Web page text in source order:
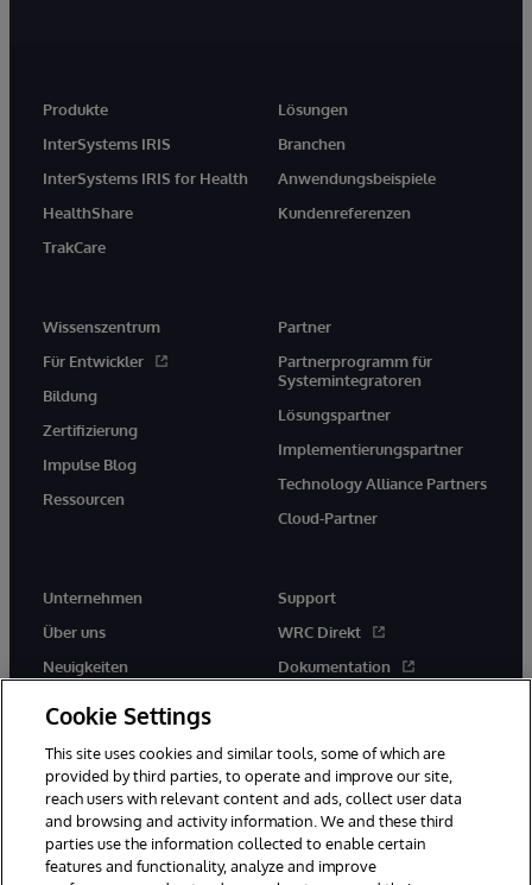
Produkte
InterSystems IRIS
InterSystems IRIS for Health
HealthShare
TrakCare
Lösungen
Branchen
Anwendungsbeispiele
Kundenreferenzen
Wissenszentrum
Für Entwickler
Bildung
Zertifizierung
Impulse Blog
Ressourcen
Partner
Partnerprogramm für
Systemintegratoren
Lösungspartner
Implementierungspartner
Technology Alliance Partners
Cloud-Partner
Unternehmen
Über uns
Neuigkeiten
Support
WRC Direkt
Dokumentation
Cookie Settings
This site uses cookies and similar tools, some of which are
provided by third parties, to operate and improve our site,
reach users with relevant content and ads, collect user data
and browsing and activity information. We and these third
parties use the information collected to enable certain
features and functionality, analyze and improve